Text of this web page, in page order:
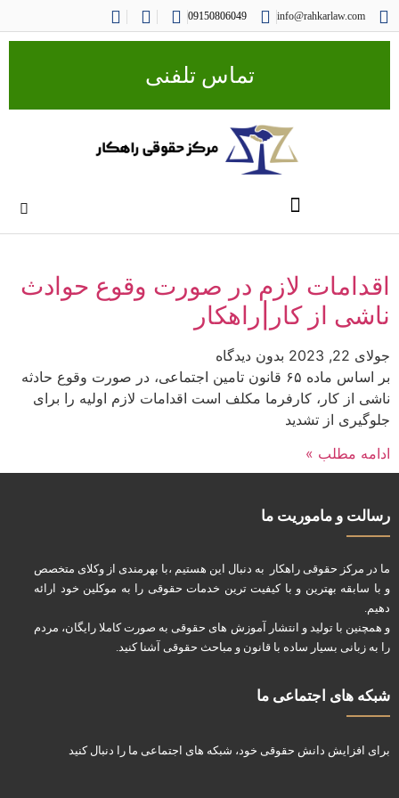
info@rahkarlaw.com
09150806049
تماس تلفنی
اقدامات لازم در صورت وقوع حوادث
ناشی از کار|راهکار
جولای 22, 2023
بدون دیدگاه
بر اساس ماده ۶۵ قانون تامین اجتماعی، در صورت وقوع حادثه
ناشی از کار، کارفرما مکلف است اقدامات لازم اولیه را برای
جلوگیری از تشدید
ادامه مطلب »
رسالت و ماموریت ما
ما در مرکز حقوقی راهکار به دنبال این هستیم ،با بهرمندی از وکلای متخصص
و با سابقه بهترین و با کیفیت ترین خدمات حقوقی را به موکلین خود ارائه
دهیم.
و همچنین با تولید و انتشار آموزش های حقوقی به صورت کاملا رایگان، مردم
را به زبانی بسیار ساده با قانون و مباحث حقوقی آشنا کنید.
شبکه های اجتماعی ما
برای افزایش دانش حقوقی خود، شبکه های اجتماعی ما را دنبال کنید